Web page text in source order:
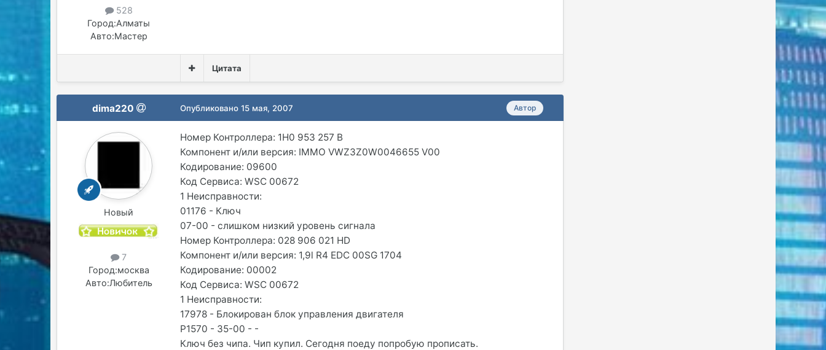
528
Город:Алматы
Авто:Мастер
Цитата
dima220
Новый
7
Город:москва
Авто:Любитель
Автор
Опубликовано15 мая, 2007
Номер Контроллера: 1H0 953 257 B
Компонент и/или версия: IMMO VWZ3Z0W0046655 V00
Кодирование: 09600
Код Сервиса: WSC 00672
1 Неисправности:
01176 - Ключ
07-00 - слишком низкий уровень сигнала
Номер Контроллера: 028 906 021 HD
Компонент и/или версия: 1,9l R4 EDC 00SG 1704
Кодирование: 00002
Код Сервиса: WSC 00672
1 Неисправности:
17978 - Блокирован блок управления двигателя
P1570 - 35-00 - -
Ключ без чипа. Чип купил. Сегодня поеду попробую прописать.